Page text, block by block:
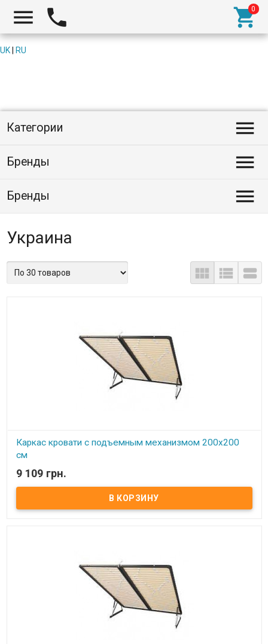
  
UK RU
Категории 
Бренды 
Бренды 
Украина
  
Каркас кровати с подъемным механизмом 200х200
см
В наличии
Каркас кровати с подъемным механизмом 200х200 см ​ Размер:
200х200 см Материал ламели: бук Материал втулки: пластик. Тип
каркаса: двуспальный Ламель: количество - 14(15) шт.
9 109 грн.